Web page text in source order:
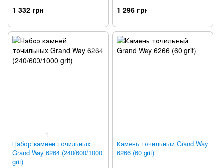
1 332 грн 1 296 грн
1
Набор камней точильных
Grand Way 6264 (240/600/1000
grit)
Камень точильный Grand Way
6266 (60 grit)